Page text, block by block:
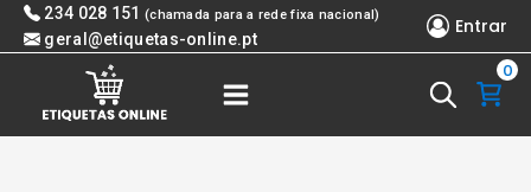
Skip 234 028 151 (chamada para a rede fixa nacional)
geral@etiquetas-online.pt
Entrar
0